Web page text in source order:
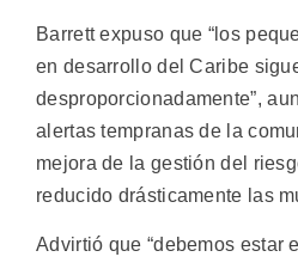
Barrett expuso que “los
en desarrollo del Caribe
desproporcionadamente”,
alertas tempranas de la
mejora de la gestión del
reducido drásticamente las
Advirtió que “debemos estar